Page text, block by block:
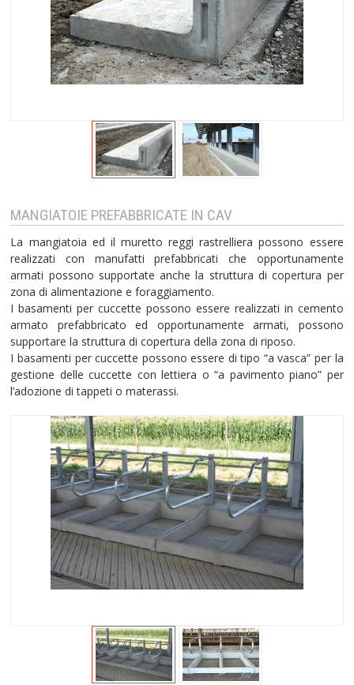
MANGIATOIE PREFABBRICATE IN CAV
La mangiatoia ed il muretto reggi rastrelliera possono essere
realizzati con manufatti prefabbricati che opportunamente
armati possono supportate anche la struttura di copertura per
zona di alimentazione e foraggiamento.
I basamenti per cuccette possono essere realizzati in cemento
armato prefabbricato ed opportunamente armati, possono
supportare la struttura di copertura della zona di riposo.
I basamenti per cuccette possono essere di tipo “a vasca” per la
gestione delle cuccette con lettiera o “a pavimento piano” per
l’adozione di tappeti o materassi.